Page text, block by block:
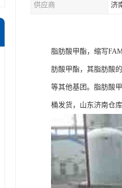
供应商 济
脂肪酸甲酯，缩写
肪酸甲酯，其脂肪酸
等其他基团。脂肪酸
桶发货，山东济南仓库